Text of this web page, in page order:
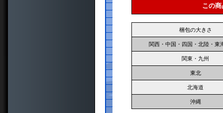
この
梱包の大きさ
関西・中国・四国・北陸・東
関東・九州
東北
北海道
沖縄